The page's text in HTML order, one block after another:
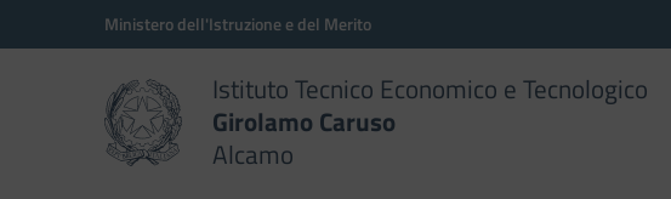
Vai ai contenuti
Vai al menu di navigazioneMinistero dell'Istruzione e del Merito
Istituto Tecnico Economico e Tecnologico
Girolamo Caruso
Alcamo